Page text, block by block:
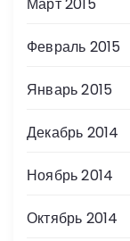
Февраль 2015
Январь 2015
Декабрь 2014
Ноябрь 2014
Октябрь 2014